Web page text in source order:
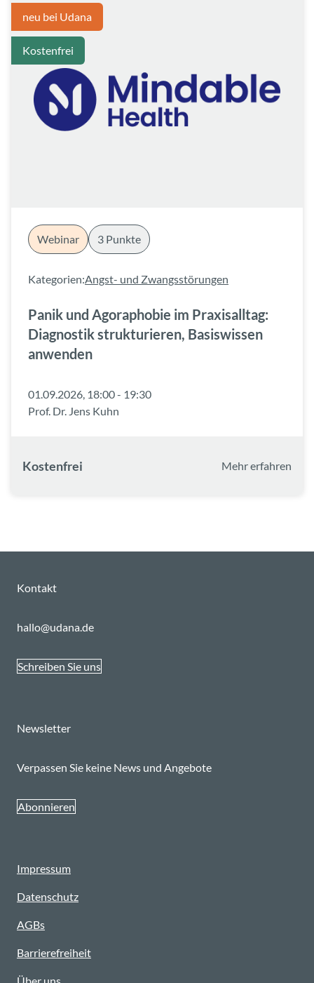
neu bei Udana
Kostenfrei
Webinar 3 Punkte
Kategorien:Angst- und Zwangsstörungen
Panik und Agoraphobie im Praxisalltag:
Diagnostik strukturieren, Basiswissen
anwenden
01.09.2026, 18:00 - 19:30
Prof. Dr. Jens Kuhn
Kostenfrei Mehr erfahren
Impressum
Datenschutz
AGBs
Barrierefreiheit
Kontakt
hallo@udana.de
Schreiben Sie uns
Newsletter
Verpassen Sie keine News und Angebote
Abonnieren